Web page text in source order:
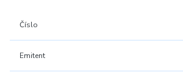
Číslo
Emitent